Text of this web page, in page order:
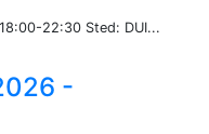
22:30 Sted: DUI...
-